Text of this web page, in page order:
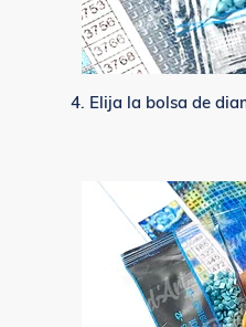
4. Elija la bolsa de